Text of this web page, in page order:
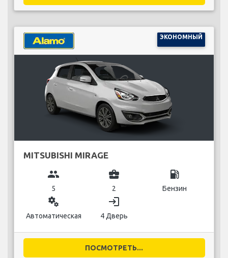
ЭКОНОМНЫЙ
MITSUBISHI MIRAGE
group
5
business_center
2
local_gas_station
Бензин
miscellaneous_services
Автоматическая
login
4 Дверь
ПОСМОТРЕТЬ...